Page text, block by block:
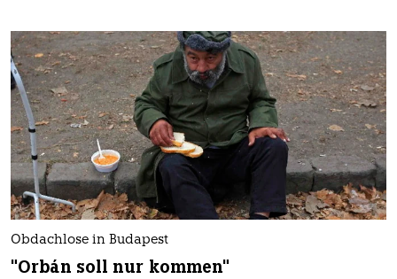
Obdachlose in Budapest
"Orbán soll nur kommen"